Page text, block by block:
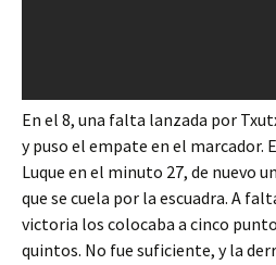
En el 8, una falta lanzada por
y puso el empate en el marcador.
Luque en el minuto 27, de nuevo
que se cuela por la escuadra. A
victoria los colocaba a cinco
quintos. No fue suficiente, y la